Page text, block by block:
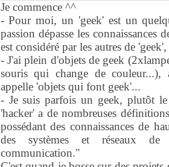
Je commence ^^
- Pour moi, un 'geek' est un
passion dépasse les connaissances
est considéré par les autres de
- J'ai plein d'objets de geek
souris qui change de couleur...),
appelle 'objets qui font geek'...
- Je suis parfois un geek, plutôt le
'hacker' a de nombreuses
possédant des connaissances de
des systèmes et réseaux
communication."